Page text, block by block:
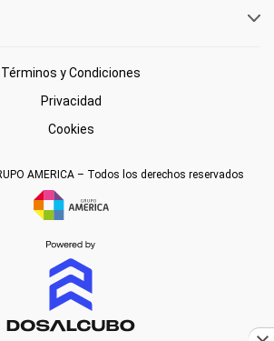
Términos y Condiciones
Privacidad
Cookies
AMERICA – Todos los derechos reservados